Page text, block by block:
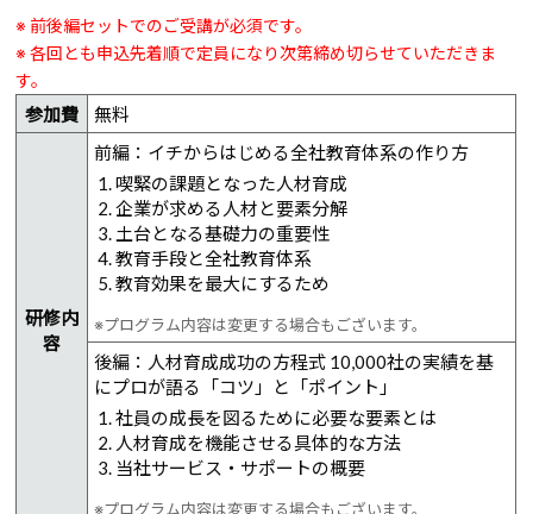
※ 前後編セットでのご受講が必須です。
※ 各回とも申込先着順で定員になり次第締め切らせていただきま
す。
参加費 無料
研修内
容
前編：イチからはじめる全社教育体系の作り方
喫緊の課題となった人材育成
企業が求める人材と要素分解
土台となる基礎力の重要性
教育手段と全社教育体系
教育効果を最大にするため
※プログラム内容は変更する場合もございます。
後編：人材育成成功の方程式 10,000社の実績を基
にプロが語る「コツ」と「ポイント」
社員の成長を図るために必要な要素とは
人材育成を機能させる具体的な方法
当社サービス・サポートの概要
※プログラム内容は変更する場合もございます。